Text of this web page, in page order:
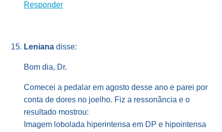
Responder
Leniana disse:
Bom dia, Dr.
Comecei a pedalar em agosto desse ano e parei por
conta de dores no joelho. Fiz a ressonância e o
resultado mostrou:
Imagem lobolada hiperintensa em DP e hipointensa